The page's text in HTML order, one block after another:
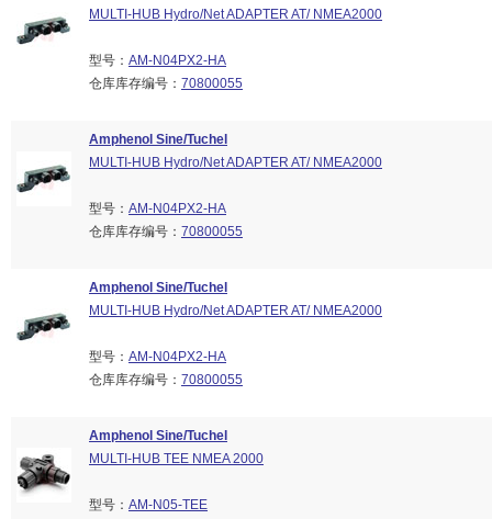
MULTI-HUB Hydro/Net ADAPTER AT/ NMEA2000
型号： AM-N04PX2-HA
仓库库存编号： 70800055
Amphenol Sine/Tuchel
MULTI-HUB Hydro/Net ADAPTER AT/ NMEA2000
型号： AM-N04PX2-HA
仓库库存编号： 70800055
Amphenol Sine/Tuchel
MULTI-HUB Hydro/Net ADAPTER AT/ NMEA2000
型号： AM-N04PX2-HA
仓库库存编号： 70800055
Amphenol Sine/Tuchel
MULTI-HUB TEE NMEA 2000
型号： AM-N05-TEE